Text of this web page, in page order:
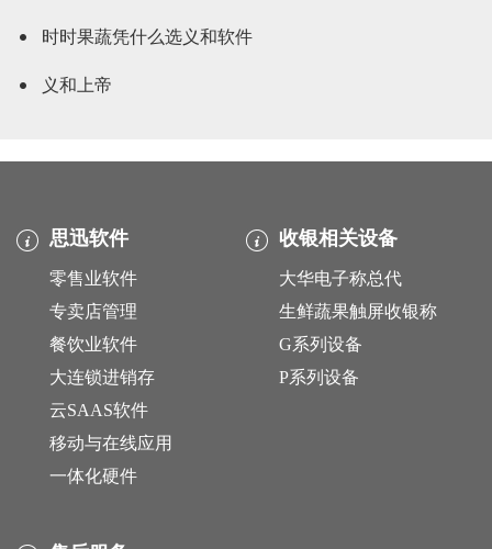
时时果蔬凭什么选义和软件
义和上帝
思迅软件
零售业软件
专卖店管理
餐饮业软件
大连锁进销存
云SAAS软件
移动与在线应用
一体化硬件
收银相关设备
大华电子称总代
生鲜蔬果触屏收银称
G系列设备
P系列设备